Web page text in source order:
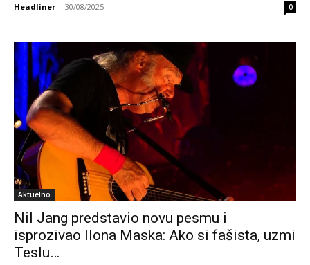
Headliner - 30/08/2025 0
Aktuelno
Nil Jang predstavio novu pesmu i
isprozivao Ilona Maska: Ako si fašista, uzmi
Teslu…